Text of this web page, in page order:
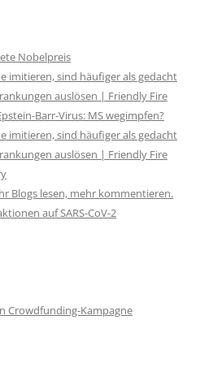
Nobelpreis
imitieren, sind häufiger als gedacht
auslösen | Friendly Fire
Barr-Virus: MS wegimpfen?
imitieren, sind häufiger als gedacht
auslösen | Friendly Fire
Blogs lesen, mehr kommentieren.
auf SARS-CoV-2
Crowdfunding-Kampagne